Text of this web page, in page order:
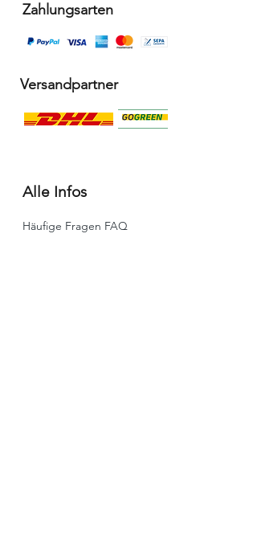
Zahlungsarten
Versandpartner
Alle Infos
Häufige Fragen FAQ